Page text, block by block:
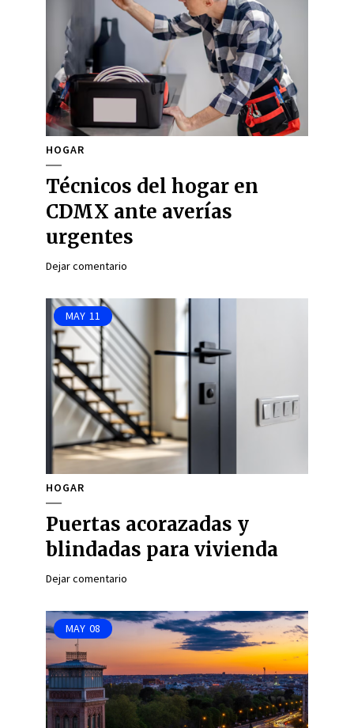
HOGAR
Técnicos del hogar en
CDMX ante averías
urgentes
Dejar comentario
MAY 11
HOGAR
Puertas acorazadas y
blindadas para vivienda
Dejar comentario
MAY 08